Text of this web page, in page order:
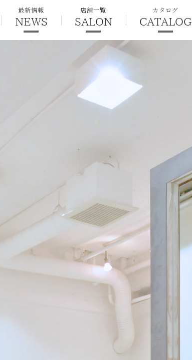
最新情報
NEWS
店舗一覧
SALON
カタログ
CATALOG